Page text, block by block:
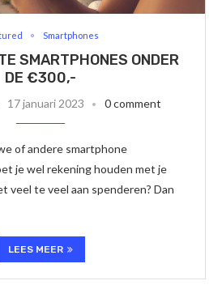
Smartphones
SMARTPHONES ONDER
DE €300,-
17 januari 2023 0 comment
of andere smartphone
je wel rekening houden met je
veel te veel aan spenderen? Dan
LEES MEER